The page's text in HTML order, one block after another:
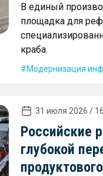
В единый
площадка для
краба.
Модернизация
31 июля 2026 /
Российские
глубокой